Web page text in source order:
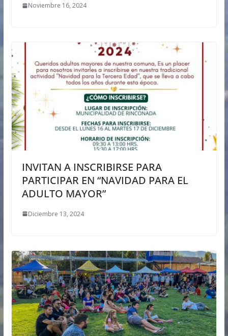
Noviembre 16, 2024
INVITAN A INSCRIBIRSE PARA
PARTICIPAR EN “NAVIDAD PARA EL
ADULTO MAYOR”
Diciembre 13, 2024